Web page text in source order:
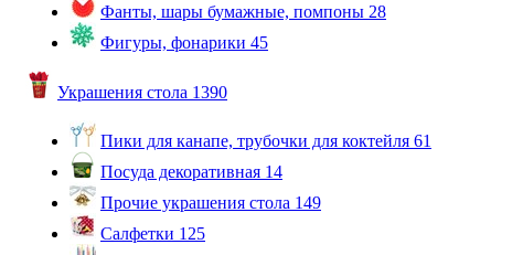
Фанты, шары бумажные, помпоны 28
Фигуры, фонарики 45
Украшения стола 1390
Пики для канапе, трубочки для коктейля 61
Посуда декоративная 14
Прочие украшения стола 149
Салфетки 125